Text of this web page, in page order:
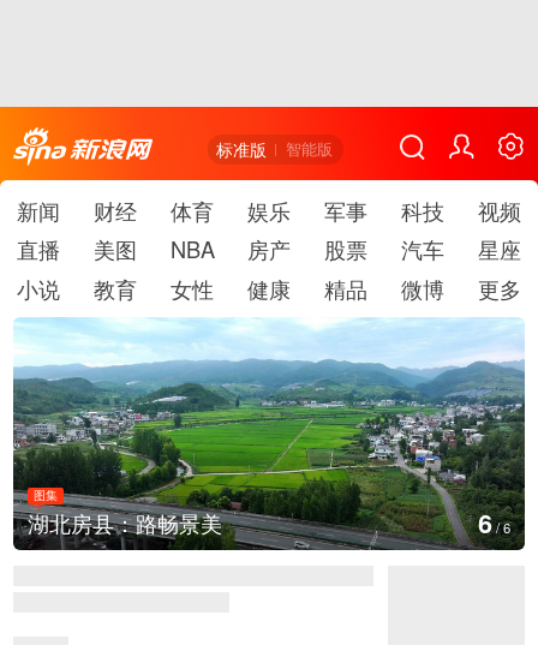
标准版 智能版
新闻 财经 体育 娱乐 军事 科技
视频
直播
美图 NBA 房产 股票 汽车
星座
小说
教育 女性 健康 精品 微博 更多
美
图集
德国：巴特施瓦
1/6